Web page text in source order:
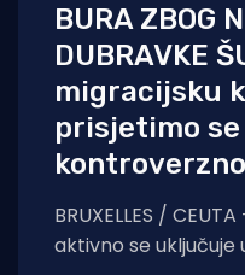
BURA ZBOG
DUBRAVKE
migracijsku
prisjetimo
BRUXELLES /
aktivno se